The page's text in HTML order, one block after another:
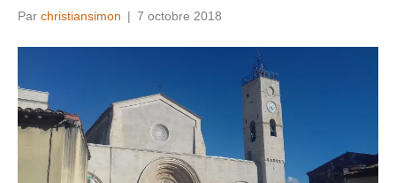
Par christiansimon | 7 octobre 2018